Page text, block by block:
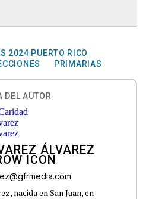
2024 PUERTO RICO
PRIMARIAS
DEL AUTOR
ÁLVAREZ
nacida en San Juan, en